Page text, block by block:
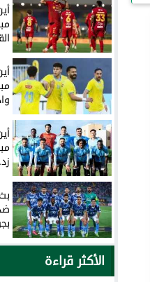
الأكثر قراءة